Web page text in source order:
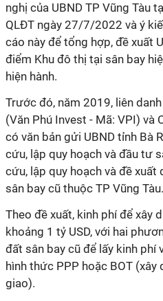
nghị của UBND TP Vũng Tàu
QLĐT ngày 27/7/2022 và ý
cáo này để tổng hợp, đề xuất
điểm Khu đô thị tại sân bay
hiện hành.
Trước đó, năm 2019, liên
(Văn Phú Invest - Mã: VPI) và
có văn bản gửi UBND tỉnh Bà
cứu, lập quy hoạch và đầu tư
cứu, lập quy hoạch và đề
sân bay cũ thuộc TP Vũng Tàu.
Theo đề xuất, kinh phí để xây
khoảng 1 tỷ USD, với hai
đất sân bay cũ để lấy kinh phí
hình thức PPP hoặc BOT (xây
giao).